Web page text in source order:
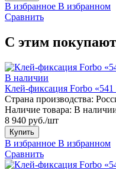
В избранное В избранном
Сравнить
С этим покупают
В наличии
Клей-фиксация Forbo
Страна производства:
Наличие товара: В
8 940 руб./шт
Купить
В избранное В избранном
Сравнить